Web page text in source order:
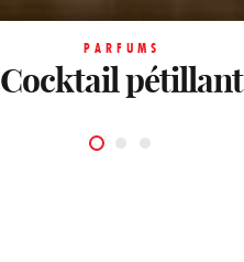
PARFUMS
Cocktail pétillant
PARFUMS
Énigmatique
Rencontre
magique